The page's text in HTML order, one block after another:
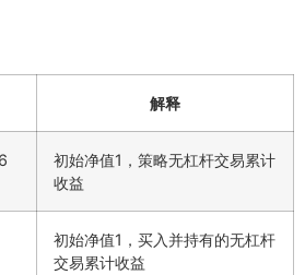
解释
初始净值1，策略无杠杆交易累计
收益
初始净值1，买入并持有的无杠杆
交易累计收益